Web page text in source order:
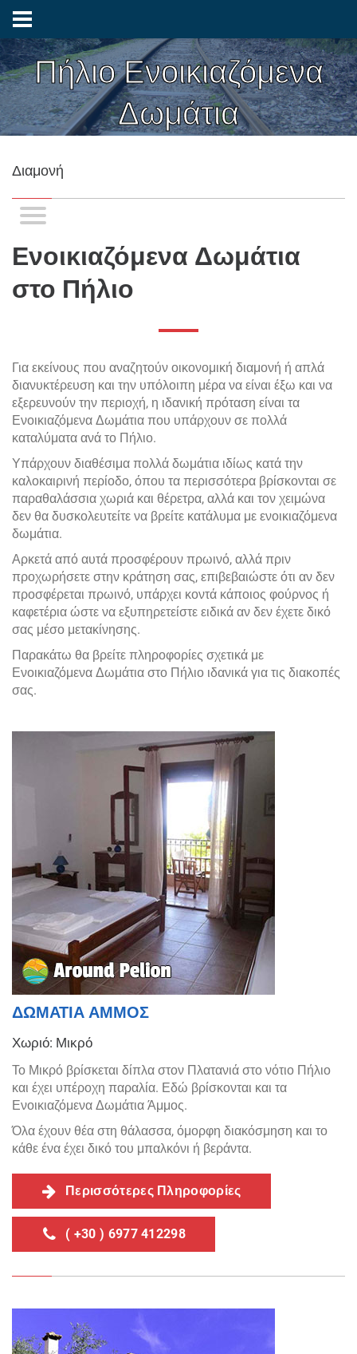
Πήλιο Ενοικιαζόμενα
Δωμάτια
Διαμονή
Ενοικιαζόμενα Δωμάτια
στο Πήλιο
Για εκείνους που αναζητούν οικονομική διαμονή ή απλά
διανυκτέρευση και την υπόλοιπη μέρα να είναι έξω και να
εξερευνούν την περιοχή, η ιδανική πρόταση είναι τα
Ενοικιαζόμενα Δωμάτια που υπάρχουν σε πολλά
καταλύματα ανά το Πήλιο.
Υπάρχουν διαθέσιμα πολλά δωμάτια ιδίως κατά την
καλοκαιρινή περίοδο, όπου τα περισσότερα βρίσκονται σε
παραθαλάσσια χωριά και θέρετρα, αλλά και τον χειμώνα
δεν θα δυσκολευτείτε να βρείτε κατάλυμα με ενοικιαζόμενα
δωμάτια.
Αρκετά από αυτά προσφέρουν πρωινό, αλλά πριν
προχωρήσετε στην κράτηση σας, επιβεβαιώστε ότι αν δεν
προσφέρεται πρωινό, υπάρχει κοντά κάποιος φούρνος ή
καφετέρια ώστε να εξυπηρετείστε ειδικά αν δεν έχετε δικό
σας μέσο μετακίνησης.
Παρακάτω θα βρείτε πληροφορίες σχετικά με
Ενοικιαζόμενα Δωμάτια στο Πήλιο ιδανικά για τις διακοπές
σας.
ΔΩΜΑΤΙΑ ΑΜΜΟΣ
Χωριό: Μικρό
Το Μικρό βρίσκεται δίπλα στον Πλατανιά στο νότιο Πήλιο
και έχει υπέροχη παραλία. Εδώ βρίσκονται και τα
Ενοικιαζόμενα Δωμάτια Άμμος.
Όλα έχουν θέα στη θάλασσα, όμορφη διακόσμηση και το
κάθε ένα έχει δικό του μπαλκόνι ή βεράντα.
Περισσότερες Πληροφορίες
( +30 ) 6977 412298